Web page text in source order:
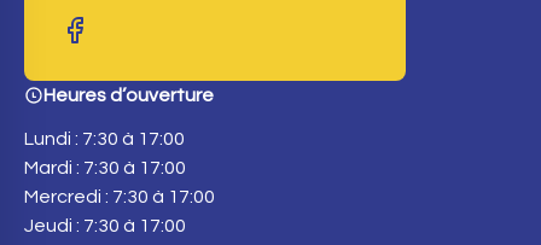
Heures d’ouverture
Lundi : 7:30 à 17:00
Mardi : 7:30 à 17:00
Mercredi : 7:30 à 17:00
Jeudi : 7:30 à 17:00